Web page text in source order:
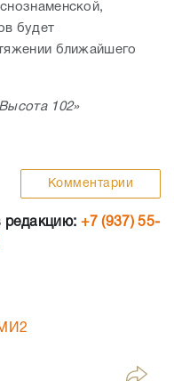
будет
ближайшего
102»
Комментарии
редакцию: +7 (937) 55-